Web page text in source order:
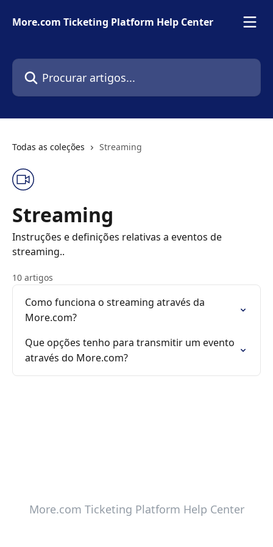
More.com Ticketing Platform Help Center
Procurar artigos...
Todas as coleções Streaming
Streaming
Instruções e definições relativas a eventos de
streaming..
10 artigos
Como funciona o streaming através da
More.com?
Que opções tenho para transmitir um evento
através do More.com?
More.com Ticketing Platform Help Center